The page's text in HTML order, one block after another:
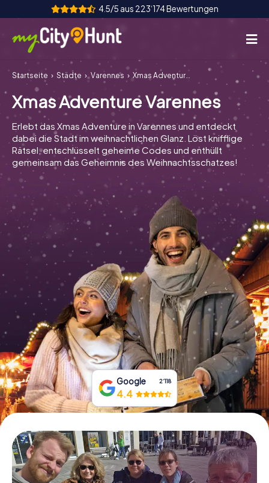
4.5/5 aus 223‘174 Bewertungen
So funktioniert's
Städte
Touren
Teamevent
Tickets
INT AT CH
ES
UK
IT
NL
Tickets buchen
Gutscheine bestellen
Startseite Städte Varennes Xmas Adventure Varennes
Xmas Adventure Varennes
Erlebt das Xmas Adventure in Varennes und entdeckt
dabei die Stadt im weihnachtlichen Glanz. Löst knifflige
Rätsel, entschlüsselt geheime Codes und enthüllt
gemeinsam das Geheimnis des Weihnachtsschatzes!
Google 2‘118
4.4